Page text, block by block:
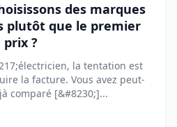
des marques
plutôt que le premier
prix ?
la tentation est
la facture. Vous avez peut-
comparé [&#8230;]...